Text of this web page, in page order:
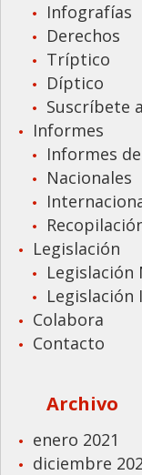
Infografías
Derechos
Tríptico
Díptico
Suscríbete
Informes
Informes
Nacionales
Legislación
Legislación
Legislación
Colabora
Contacto
Archivo
enero 2021
diciembre